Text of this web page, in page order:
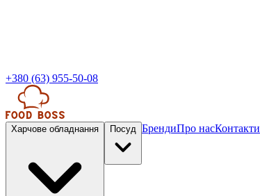
+380 (63) 955-50-08
Харчове обладнання Посуд БрендиПро насКонтакти